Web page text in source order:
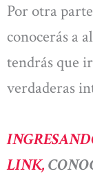
Por otra
conocerás a
tendrás que
verdaderas
LINK,